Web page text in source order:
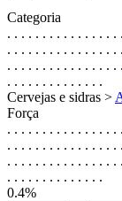
Categoria
. . . . . . . . . . . . . . . .
. . . . . . . . . . . . . . . .
. . . . . . . . . . . . . . . .
. . . . . . . . . . . . . .
Cervejas e sidras >
Força
. . . . . . . . . . . . . . . .
. . . . . . . . . . . . . . . .
. . . . . . . . . . . . . . . .
. . . . . . . . . . . . . .
0.4%